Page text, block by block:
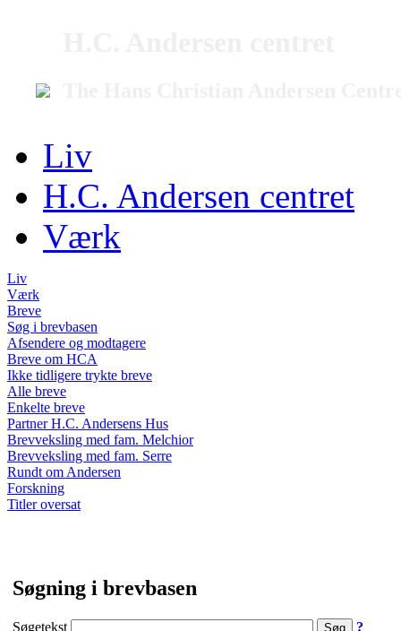
Liv
H.C. Andersen centret
Værk
Liv
Værk
Breve
Søg i brevbasen
Afsendere og modtagere
Breve om HCA
Ikke tidligere trykte breve
Alle breve
Enkelte breve
Partner H.C. Andersens Hus
Brevveksling med fam. Melchior
Brevveksling med fam. Serre
Rundt om Andersen
Forskning
Titler oversat
Søgning i brevbasen
Søgetekst ?